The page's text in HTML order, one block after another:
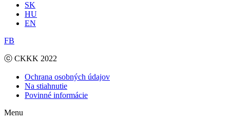
SK
HU
EN
FB
ⓒ CKKK 2022
Ochrana osobných údajov
Na stiahnutie
Povinné informácie
Menu